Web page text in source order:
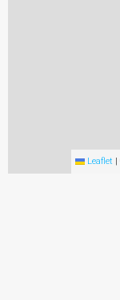
Leaflet |